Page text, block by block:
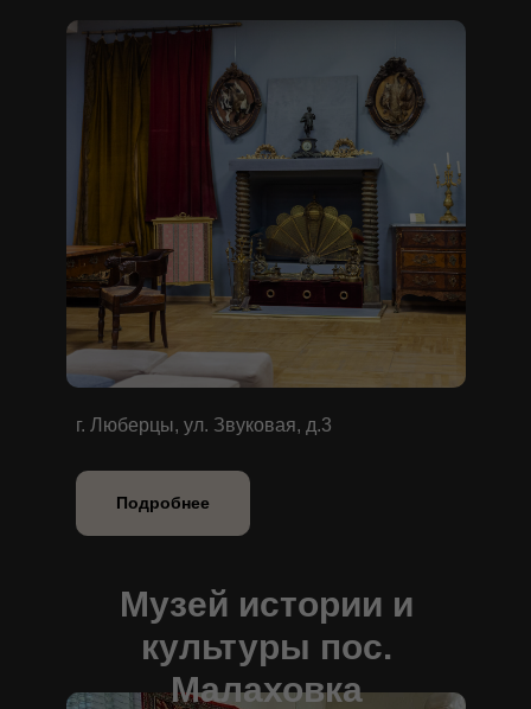
Музей истории и
культуры пос.
Малаховка
г. Люберцы, ул. Звуковая, д.3
Подробнее